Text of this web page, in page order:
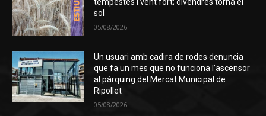
sol
05/08/2026
Un usuari amb cadira de rodes denuncia
que fa un mes que no funciona l’ascensor
al pàrquing del Mercat Municipal de
Ripollet
05/08/2026